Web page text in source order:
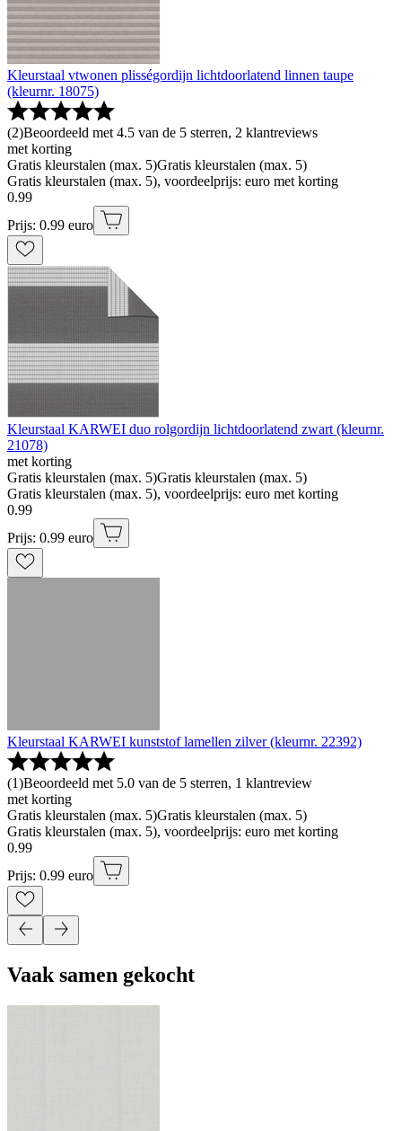
Kleurstaal vtwonen plisségordijn lichtdoorlatend linnen taupe
(kleurnr. 18075)
(2)Beoordeeld met 4.5 van de 5 sterren, 2 klantreviews
met korting
Gratis kleurstalen (max. 5)Gratis kleurstalen (max. 5)
Gratis kleurstalen (max. 5), voordeelprijs: euro met korting
0.99
Prijs: 0.99 euro
Kleurstaal KARWEI duo rolgordijn lichtdoorlatend zwart (kleurnr.
21078)
met korting
Gratis kleurstalen (max. 5)Gratis kleurstalen (max. 5)
Gratis kleurstalen (max. 5), voordeelprijs: euro met korting
0.99
Prijs: 0.99 euro
Kleurstaal KARWEI kunststof lamellen zilver (kleurnr. 22392)
(1)Beoordeeld met 5.0 van de 5 sterren, 1 klantreview
met korting
Gratis kleurstalen (max. 5)Gratis kleurstalen (max. 5)
Gratis kleurstalen (max. 5), voordeelprijs: euro met korting
0.99
Prijs: 0.99 euro
Vaak samen gekocht